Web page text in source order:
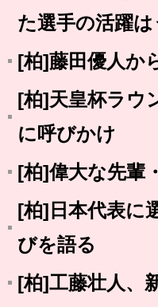
た選手の活躍は
[柏]藤田優人か
[柏]天皇杯ラウ
に呼びかけ
[柏]偉大な先輩
[柏]日本代表に
びを語る
[柏]工藤壮人、